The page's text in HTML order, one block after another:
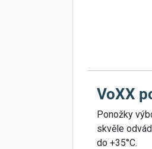
VoXX
Ponožky
skvěle
do +35°C.